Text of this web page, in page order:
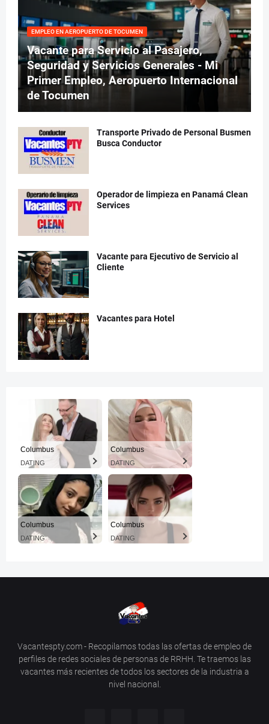
EMPLEO EN AEROPUERTO DE TOCUMEN
Vacante para Servicio al Pasajero,
Seguridad y Servicios Generales - Mi
Primer Empleo, Aeropuerto Internacional
de Tocumen
Transporte Privado de Personal Busmen
Busca Conductor
Operador de limpieza en Panamá Clean
Services
Vacante para Ejecutivo de Servicio al
Cliente
Vacantes para Hotel
Columbus
DATING
Columbus
DATING
Columbus
DATING
Columbus
DATING
Vacantespty.com - Recopilamos todas las ofertas de empleo de
perfiles de redes sociales de personas de RRHH. Te traemos las
vacantes más recientes de todos los sectores de la industria a
nivel nacional.